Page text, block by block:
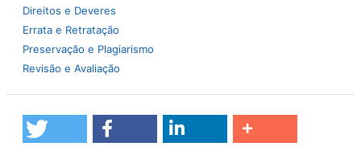
Direitos e Deveres
Errata e Retratação
Preservação e Plagiarismo
Revisão e Avaliação